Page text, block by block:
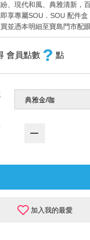
、現代和風、典雅清新，
享專屬SOU．SOU 配件盒
並憑本明細至寶島門市配
會員點數 ? 點
加入我的最愛